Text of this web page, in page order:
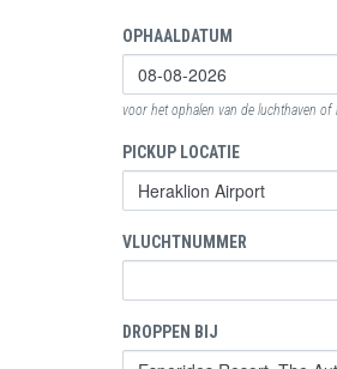
OPHAALDATUM
voor het ophalen van de luchthaven
PICKUP LOCATIE
VLUCHTNUMMER
DROPPEN BIJ